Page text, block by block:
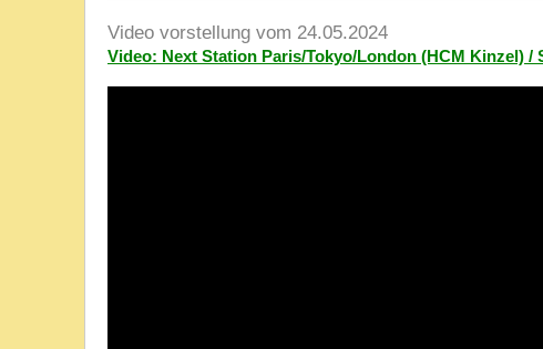
Video vorstellung vom 24.05.2024
Video: Next Station Paris/Tokyo/London (HCM Kinzel) /